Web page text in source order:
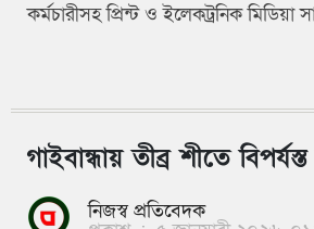
কর্মচারীসহ প্রিন্ট ও ইলেকট্রনিক মিডিয়া
গাইবান্ধায় তীব্র শীতে
নিজস্ব প্রতিবেদক